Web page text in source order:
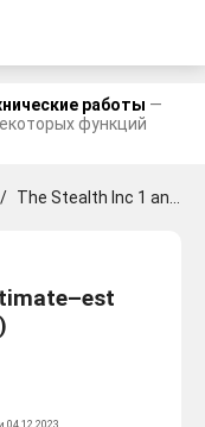
работы —
функций
/ The Stealth Inc 1 and 2 Ultimate-est Edition